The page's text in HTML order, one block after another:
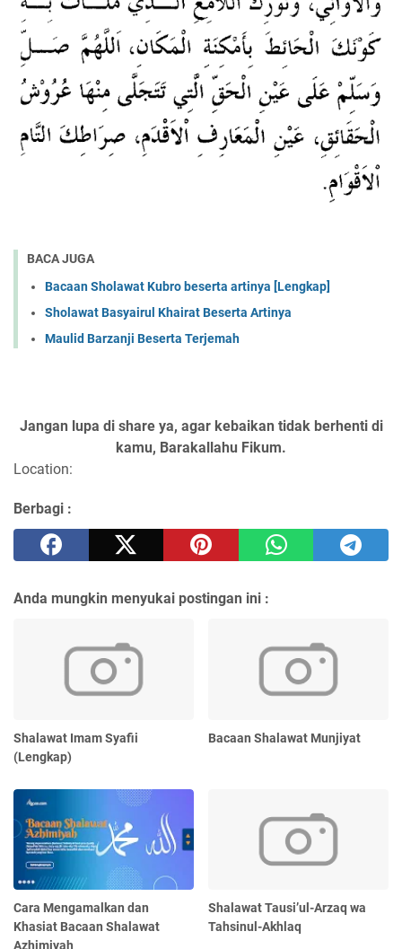
BACA JUGA
Bacaan Sholawat Kubro beserta artinya [Lengkap]
Sholawat Basyairul Khairat Beserta Artinya
Maulid Barzanji Beserta Terjemah
Jangan lupa di share ya, agar kebaikan tidak berhenti di
kamu, Barakallahu Fikum.
Location:
Berbagi :
Anda mungkin menyukai postingan ini :
Shalawat Imam Syafii
(Lengkap)
Bacaan Shalawat Munjiyat
Cara Mengamalkan dan
Khasiat Bacaan Shalawat
Azhimiyah
Shalawat Tausi’ul-Arzaq wa
Tahsinul-Akhlaq